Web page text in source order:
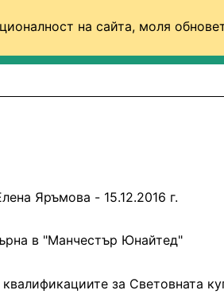
на сайта, моля
Яръмова - 15.12.2016 г.
в "Манчестър Юнайтед"
за Световната